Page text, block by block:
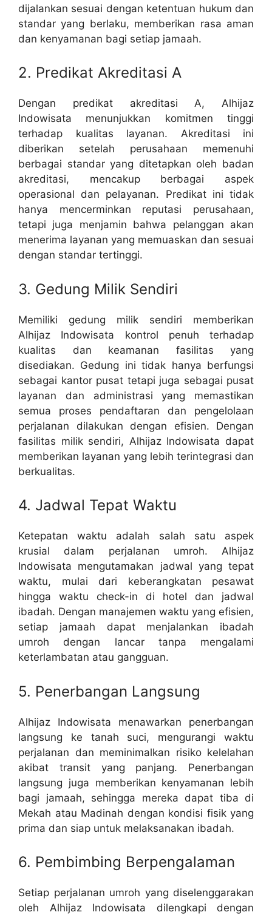
dijalankan sesuai dengan ketentuan hukum dan
standar yang berlaku, memberikan rasa aman
dan kenyamanan bagi setiap jamaah.
2. Predikat Akreditasi A
Dengan predikat akreditasi A, Alhijaz
Indowisata menunjukkan komitmen tinggi
terhadap kualitas layanan. Akreditasi ini
diberikan setelah perusahaan memenuhi
berbagai standar yang ditetapkan oleh badan
akreditasi, mencakup berbagai aspek
operasional dan pelayanan. Predikat ini tidak
hanya mencerminkan reputasi perusahaan,
tetapi juga menjamin bahwa pelanggan akan
menerima layanan yang memuaskan dan sesuai
dengan standar tertinggi.
3. Gedung Milik Sendiri
Memiliki gedung milik sendiri memberikan
Alhijaz Indowisata kontrol penuh terhadap
kualitas dan keamanan fasilitas yang
disediakan. Gedung ini tidak hanya berfungsi
sebagai kantor pusat tetapi juga sebagai pusat
layanan dan administrasi yang memastikan
semua proses pendaftaran dan pengelolaan
perjalanan dilakukan dengan efisien. Dengan
fasilitas milik sendiri, Alhijaz Indowisata dapat
memberikan layanan yang lebih terintegrasi dan
berkualitas.
4. Jadwal Tepat Waktu
Ketepatan waktu adalah salah satu aspek
krusial dalam perjalanan umroh. Alhijaz
Indowisata mengutamakan jadwal yang tepat
waktu, mulai dari keberangkatan pesawat
hingga waktu check-in di hotel dan jadwal
ibadah. Dengan manajemen waktu yang efisien,
setiap jamaah dapat menjalankan ibadah
umroh dengan lancar tanpa mengalami
keterlambatan atau gangguan.
5. Penerbangan Langsung
Alhijaz Indowisata menawarkan penerbangan
langsung ke tanah suci, mengurangi waktu
perjalanan dan meminimalkan risiko kelelahan
akibat transit yang panjang. Penerbangan
langsung juga memberikan kenyamanan lebih
bagi jamaah, sehingga mereka dapat tiba di
Mekah atau Madinah dengan kondisi fisik yang
prima dan siap untuk melaksanakan ibadah.
6. Pembimbing Berpengalaman
Setiap perjalanan umroh yang diselenggarakan
oleh Alhijaz Indowisata dilengkapi dengan